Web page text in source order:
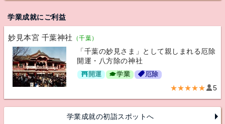
学業成就にご利益
妙見本宮 千葉神社 （千葉）
「千葉の妙見さま」として親しまれる厄除
開運・八方除の神社
開運 学業 厄除
★★★★★ 5
学業成就の初詣スポットへ